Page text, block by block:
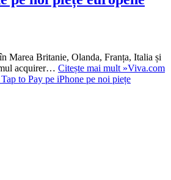
Marea Britanie, Olanda, Franța, Italia și
acquirer… Citește mai mult »Viva.com
to Pay pe iPhone pe noi piețe